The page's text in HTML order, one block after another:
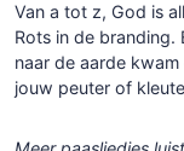
Van a tot z, God is
Rots in de branding.
naar de aarde
jouw peuter of